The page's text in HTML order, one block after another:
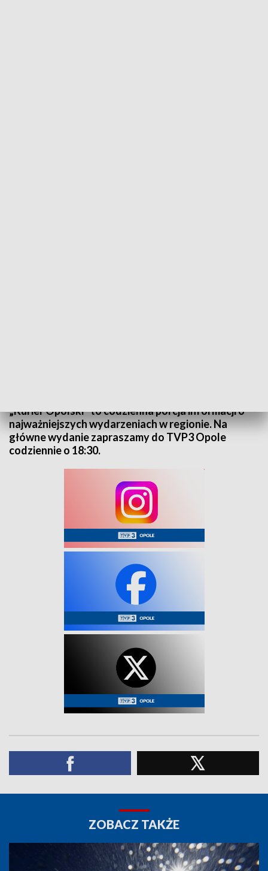
„Kurier Opolski” to codzienna porcja informacji o
najważniejszych wydarzeniach w regionie. Na
główne wydanie zapraszamy do TVP3 Opole
codziennie o 18:30.
ZOBACZ TAKŻE